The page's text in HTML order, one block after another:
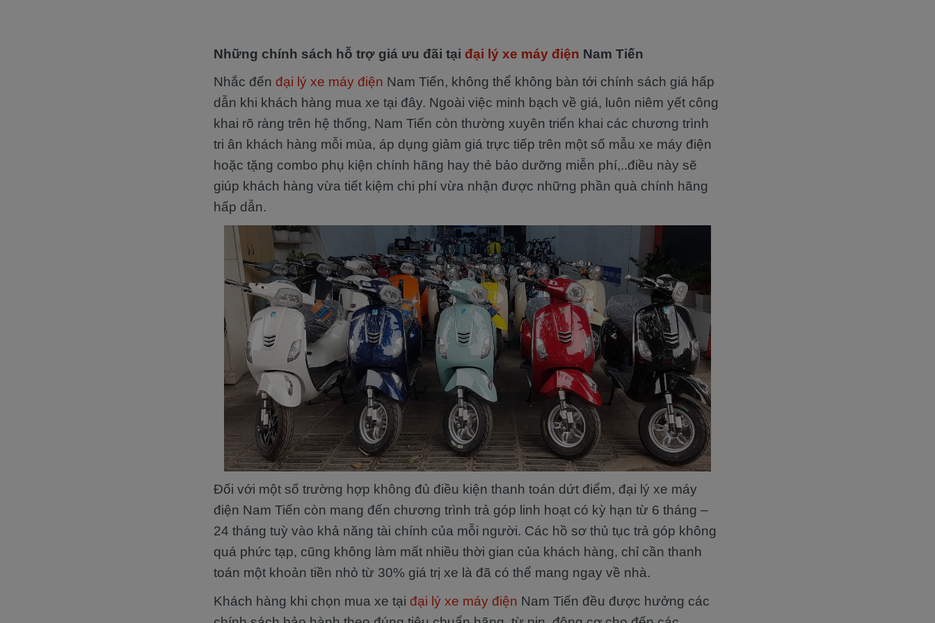
Những chính sách hỗ trợ giá ưu đãi tại đại lý xe máy điện Nam Tiến
Nhắc đến đại lý xe máy điện Nam Tiến, không thể không bàn tới chính sách giá hấp
dẫn khi khách hàng mua xe tại đây. Ngoài việc minh bạch về giá, luôn niêm yết công
khai rõ ràng trên hệ thống, Nam Tiến còn thường xuyên triển khai các chương trình
tri ân khách hàng mỗi mùa, áp dụng giảm giá trực tiếp trên một số mẫu xe máy điện
hoặc tặng combo phụ kiện chính hãng hay thẻ bảo dưỡng miễn phí,..điều này sẽ
giúp khách hàng vừa tiết kiệm chi phí vừa nhận được những phần quà chính hãng
hấp dẫn.
Đối với một số trường hợp không đủ điều kiện thanh toán dứt điểm, đại lý xe máy
điện Nam Tiến còn mang đến chương trình trả góp linh hoạt có kỳ hạn từ 6 tháng –
24 tháng tuỳ vào khả năng tài chính của mỗi người. Các hồ sơ thủ tục trả góp không
quá phức tạp, cũng không làm mất nhiều thời gian của khách hàng, chỉ cần thanh
toán một khoản tiền nhỏ từ 30% giá trị xe là đã có thể mang ngay về nhà.
Khách hàng khi chọn mua xe tại đại lý xe máy điện Nam Tiến đều được hưởng các